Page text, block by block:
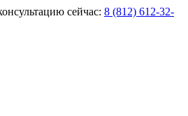
сейчас: 8 (812) 612-32-